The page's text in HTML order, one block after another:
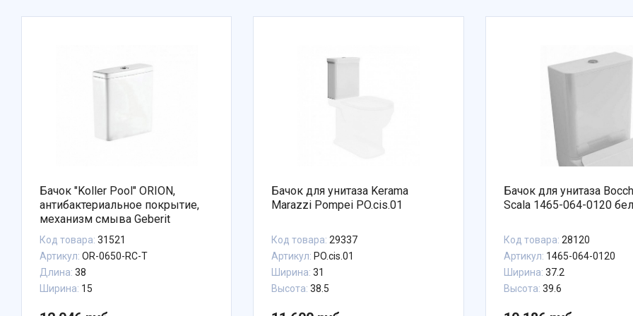
Бачок "Koller Pool" ORION,
антибактериальное покрытие,
механизм смыва Geberit
Код товара: 31521
Артикул: OR-0650-RC-T
Длина: 38
Ширина: 15
Бачок для унитаза Kerama
Marazzi Pompei PO.cis.01
Код товара: 29337
Артикул: PO.cis.01
Ширина: 31
Высота: 38.5
Бачок для унитаза
Scala 1465-064-0120
Код товара: 28120
Артикул: 1465-064-0120
Ширина: 37.2
Высота: 39.6